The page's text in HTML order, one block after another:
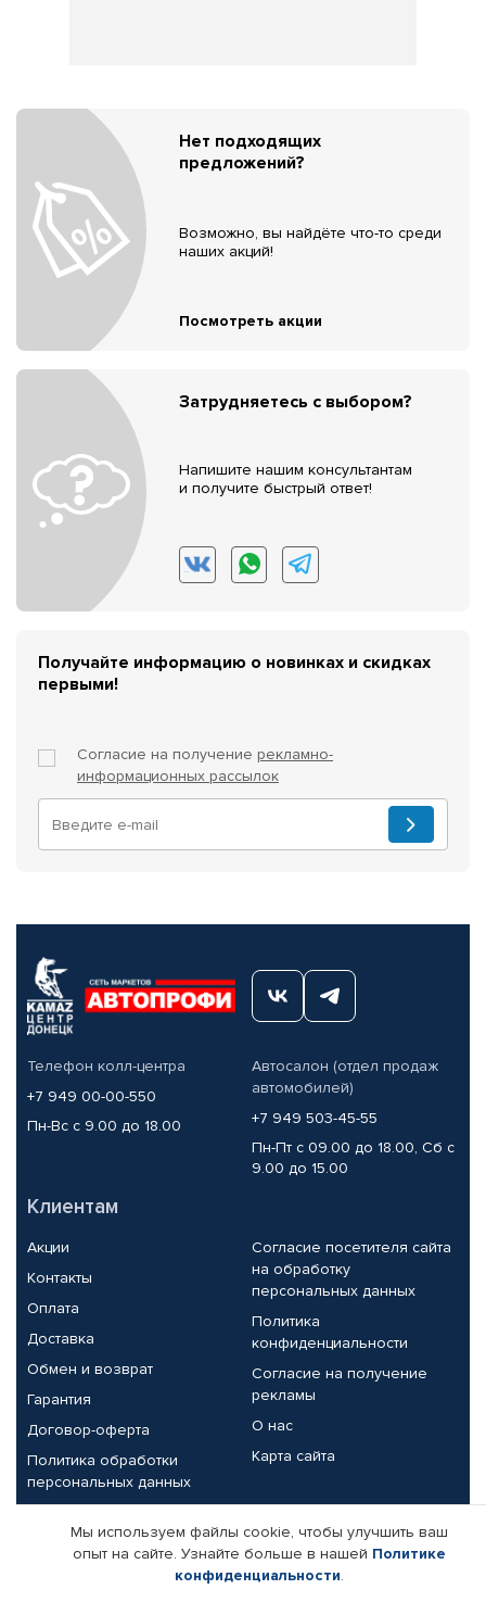
Нет подходящих
предложений?
Возможно, вы найдёте что-то среди
наших акций!
Посмотреть акции
Затрудняетесь с выбором?
Напишите нашим консультантам
и получите быстрый ответ!
Получайте информацию о новинках и скидках
первыми!
Согласие на получение рекламно-
информационных рассылок
Телефон колл-центра
+7 949 00-00-550
Пн-Вс с 9.00 до 18.00
Автосалон (отдел продаж
автомобилей)
+7 949 503-45-55
Пн-Пт с 09.00 до 18.00, Сб с
9.00 до 15.00
Клиентам
Акции
Контакты
Оплата
Доставка
Обмен и возврат
Гарантия
Договор-оферта
Политика обработки
персональных данных
Согласие посетителя сайта
на обработку
персональных данных
Политика
конфиденциальности
Согласие на получение
рекламы
О нас
Карта сайта
Партнерам
Корпоративным клиентам
Реквизиты компании
Мы используем файлы cookie, чтобы улучшить ваш
опыт на сайте. Узнайте больше в нашей Политике
конфиденциальности.